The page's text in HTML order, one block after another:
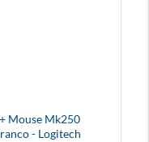
Mouse Mk250
- Logitech